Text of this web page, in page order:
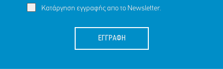
Κατάργηση εγγραφής απο το Newsletter.
ΕΓΓΡΑΦΗ